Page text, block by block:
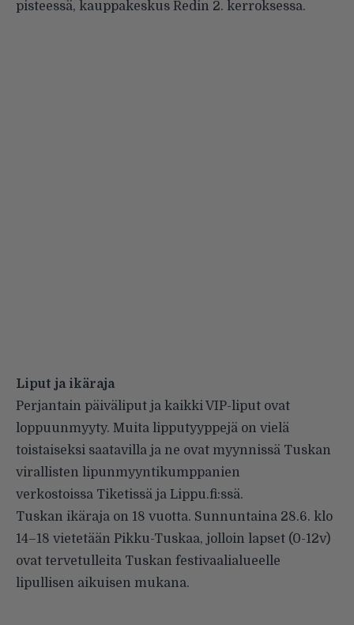
pisteessä, kauppakeskus Redin 2. kerroksessa.
Liput ja ikäraja
Perjantain päiväliput ja kaikki VIP-liput ovat
loppuunmyyty. Muita lipputyyppejä on vielä
toistaiseksi saatavilla ja ne ovat myynnissä Tuskan
virallisten lipunmyyntikumppanien
verkostoissa Tiketissä ja Lippu.fi:ssä.
Tuskan ikäraja on 18 vuotta. Sunnuntaina 28.6. klo
14–18 vietetään Pikku-Tuskaa, jolloin lapset (0-12v)
ovat tervetulleita Tuskan festivaalialueelle
lipullisen aikuisen mukana.